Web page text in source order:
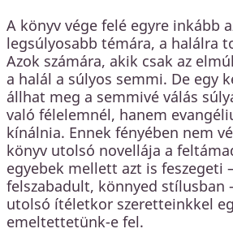
A könyv vége felé egyre inkább
legsúlyosabb témára, a halálra
Azok számára, akik csak az
a halál a súlyos semmi. De egy
állhat meg a semmivé válás
való félelemnél, hanem
kínálnia. Ennek fényében nem
könyv utolsó novellája a
egyebek mellett azt is feszegeti
felszabadult, könnyed stílusban
utolsó ítéletkor szeretteinkkel
emeltettetünk-e fel.